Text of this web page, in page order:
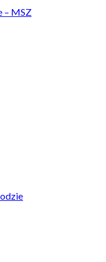
– MSZ